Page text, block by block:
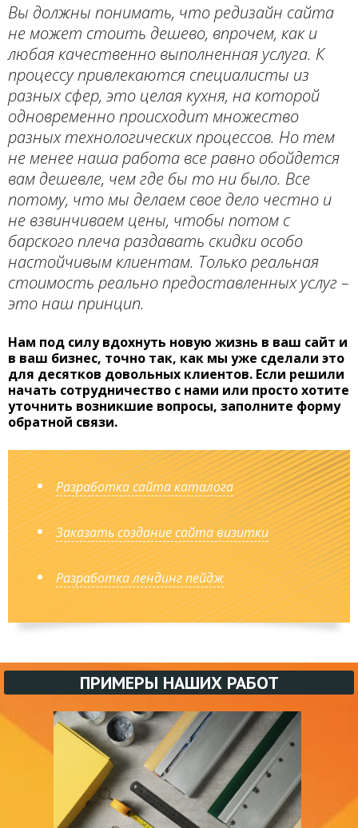
Вы должны понимать, что редизайн сайта
не может стоить дешево, впрочем, как и
любая качественно выполненная услуга. К
процессу привлекаются специалисты из
разных сфер, это целая кухня, на которой
одновременно происходит множество
разных технологических процессов. Но тем
не менее наша работа все равно обойдется
вам дешевле, чем где бы то ни было. Все
потому, что мы делаем свое дело честно и
не взвинчиваем цены, чтобы потом с
барского плеча раздавать скидки особо
настойчивым клиентам. Только реальная
стоимость реально предоставленных услуг –
это наш принцип.
Нам под силу вдохнуть новую жизнь в ваш сайт и
в ваш бизнес, точно так, как мы уже сделали это
для десятков довольных клиентов. Если решили
начать сотрудничество с нами или просто хотите
уточнить возникшие вопросы, заполните форму
обратной связи.
Разработка сайта каталога
Заказать создание сайта визитки
Разработка лендинг пейдж
ПРИМЕРЫ НАШИХ РАБОТ